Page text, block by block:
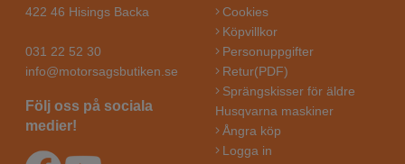
422 46 Hisings Backa
031 22 52 30
info@motorsagsbutiken.se
Följ oss på sociala
medier!
Cookies
Köpvillkor
Personuppgifter
Retur(PDF)
Sprängskisser för äldre
Husqvarna maskiner
Ångra köp
Logga in